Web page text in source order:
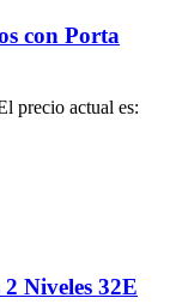
con Porta
precio actual es:
Niveles 32E